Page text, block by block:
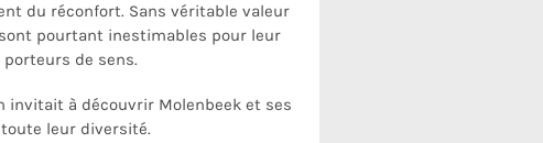
du réconfort. Sans véritable valeur
pourtant inestimables pour leur
de sens.
invitait à découvrir Molenbeek et ses
leur diversité.